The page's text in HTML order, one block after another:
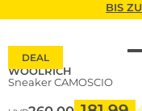
BIS
DEAL
WOOLRICH
Sneaker CAMOSCIO